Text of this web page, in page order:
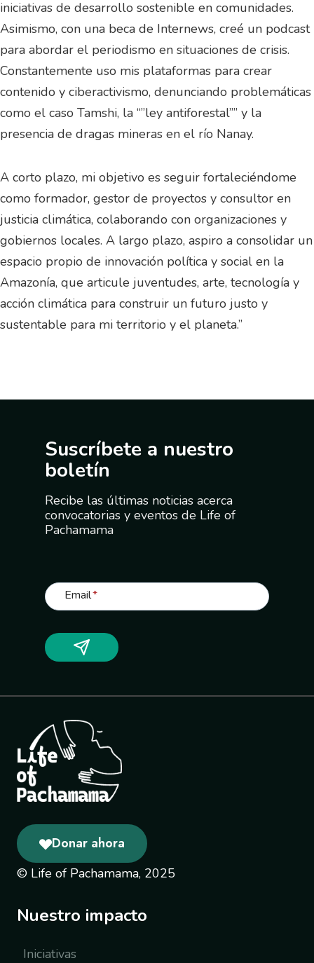
iniciativas de desarrollo sostenible en comunidades.
Asimismo, con una beca de Internews, creé un podcast
para abordar el periodismo en situaciones de crisis.
Constantemente uso mis plataformas para crear
contenido y ciberactivismo, denunciando problemáticas
como el caso Tamshi, la “”ley antiforestal”” y la
presencia de dragas mineras en el río Nanay.
A corto plazo, mi objetivo es seguir fortaleciéndome
como formador, gestor de proyectos y consultor en
justicia climática, colaborando con organizaciones y
gobiernos locales. A largo plazo, aspiro a consolidar un
espacio propio de innovación política y social en la
Amazonía, que articule juventudes, arte, tecnología y
acción climática para construir un futuro justo y
sustentable para mi territorio y el planeta.”
Suscríbete a nuestro
boletín
Recibe las últimas noticias acerca
convocatorias y eventos de Life of
Pachamama
Email*
Donar ahora
© Life of Pachamama, 2025
Nuestro impacto
Iniciativas